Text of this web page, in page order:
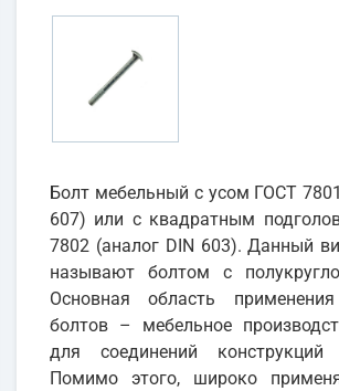
Болт мебельный с усом ГОСТ
607) или с квадратным
7802 (аналог DIN 603). Данный
называют болтом с
Основная область
болтов – мебельное
для соединений
Помимо этого, широко